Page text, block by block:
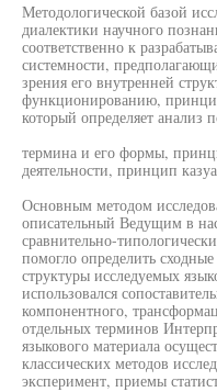
Методологической базой
диалектики научного
соответственно к
системности,
зрения его внутренней
функционированию,
который определяет анализ
термина и его формы,
деятельности, принцип
Основным методом
описательный Ведущим в
сравнительно-
помогло определить
структуры исследуемых
использовался
компонентного,
отдельных терминов
языкового материала
классических методов
эксперимент, приемы